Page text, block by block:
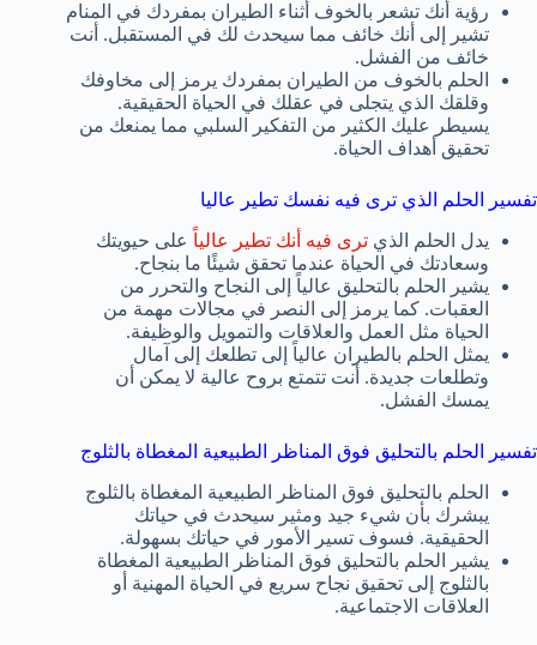
رؤية أنك تشعر بالخوف أثناء الطيران بمفردك في المنام
تشير إلى أنك خائف مما سيحدث لك في المستقبل. أنت
خائف من الفشل.
الحلم بالخوف من الطيران بمفردك يرمز إلى مخاوفك
وقلقك الذي يتجلى في عقلك في الحياة الحقيقية.
يسيطر عليك الكثير من التفكير السلبي مما يمنعك من
تحقيق أهداف الحياة.
تفسير الحلم الذي ترى فيه نفسك تطير عاليا
يدل الحلم الذي ترى فيه أنك تطير عالياً على حيويتك
وسعادتك في الحياة عندما تحقق شيئًا ما بنجاح.
يشير الحلم بالتحليق عالياً إلى النجاح والتحرر من
العقبات. كما يرمز إلى النصر في مجالات مهمة من
الحياة مثل العمل والعلاقات والتمويل والوظيفة.
يمثل الحلم بالطيران عالياً إلى تطلعك إلى آمال
وتطلعات جديدة. أنت تتمتع بروح عالية لا يمكن أن
يمسك الفشل.
تفسير الحلم بالتحليق فوق المناظر الطبيعية المغطاة بالثلوج
الحلم بالتحليق فوق المناظر الطبيعية المغطاة بالثلوج
يبشرك بأن شيء جيد ومثير سيحدث في حياتك
الحقيقية. فسوف تسير الأمور في حياتك بسهولة.
يشير الحلم بالتحليق فوق المناظر الطبيعية المغطاة
بالثلوج إلى تحقيق نجاح سريع في الحياة المهنية أو
العلاقات الاجتماعية.